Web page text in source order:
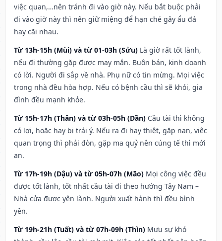
việc quan,…nên tránh đi vào giờ này. Nếu bắt buộc phải
đi vào giờ này thì nên giữ miệng để hạn ché gây ẩu đả
hay cãi nhau.
Từ 13h-15h (Mùi) và từ 01-03h (Sửu) Là giờ rất tốt lành,
nếu đi thường gặp được may mắn. Buôn bán, kinh doanh
có lời. Người đi sắp về nhà. Phụ nữ có tin mừng. Mọi việc
trong nhà đều hòa hợp. Nếu có bệnh cầu thì sẽ khỏi, gia
đình đều mạnh khỏe.
Từ 15h-17h (Thân) và từ 03h-05h (Dần) Cầu tài thì không
có lợi, hoặc hay bị trái ý. Nếu ra đi hay thiệt, gặp nạn, việc
quan trọng thì phải đòn, gặp ma quỷ nên cúng tế thì mới
an.
Từ 17h-19h (Dậu) và từ 05h-07h (Mão) Mọi công việc đều
được tốt lành, tốt nhất cầu tài đi theo hướng Tây Nam –
Nhà cửa được yên lành. Người xuất hành thì đều bình
yên.
Từ 19h-21h (Tuất) và từ 07h-09h (Thìn) Mưu sự khó